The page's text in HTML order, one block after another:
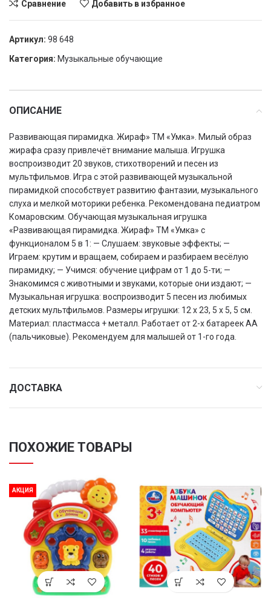
Сравнение Добавить в избранное
Артикул: 98 648
Категория: Музыкальные обучающие
ОПИСАНИЕ
Развивающая пирамидка. Жираф» ТМ «Умка». Милый образ
жирафа сразу привлечёт внимание малыша. Игрушка
воспроизводит 20 звуков, стихотворений и песен из
мультфильмов. Игра с этой развивающей музыкальной
пирамидкой способствует развитию фантазии, музыкального
слуха и мелкой моторики ребенка. Рекомендована педиатром
Комаровским. Обучающая музыкальная игрушка
«Развивающая пирамидка. Жираф» ТМ «Умка» с
функционалом 5 в 1: — Слушаем: звуковые эффекты; —
Играем: крутим и вращаем, собираем и разбираем весёлую
пирамидку; — Учимся: обучение цифрам от 1 до 5-ти; —
Знакомимся с животными и звуками, которые они издают; —
Музыкальная игрушка: воспроизводит 5 песен из любимых
детских мультфильмов. Размеры игрушки: 12 х 23, 5 х 5, 5 см.
Материал: пластмасса + металл. Работает от 2-х батареек АА
(пальчиковые). Рекомендуем для малышей от 1-го года.
ДОСТАВКА
ПОХОЖИЕ ТОВАРЫ
АКЦИЯ